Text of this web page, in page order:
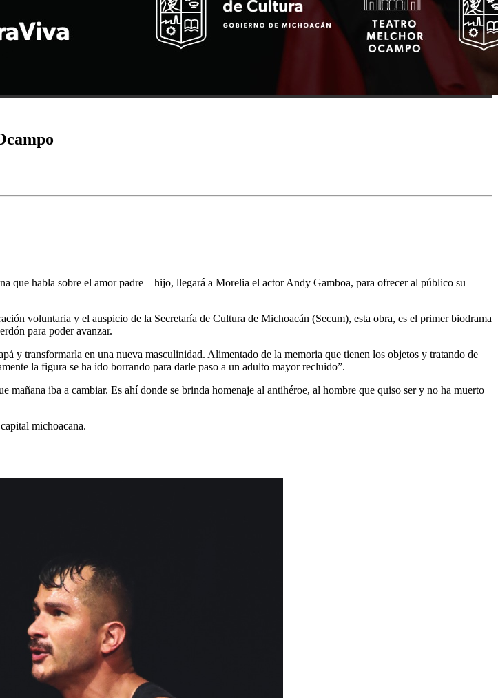
que habla sobre el amor padre – hijo, llegará a Morelia el actor Andy Gamboa, para ofrecer al público su
voluntaria y el auspicio de la Secretaría de Cultura de Michoacán (Secum), esta obra, es el primer biodrama
para poder avanzar.
y transformarla en una nueva masculinidad. Alimentado de la memoria que tienen los objetos y tratando de
la figura se ha ido borrando para darle paso a un adulto mayor recluido”.
iba a cambiar. Es ahí donde se brinda homenaje al antihéroe, al hombre que quiso ser y no ha muerto
michoacana.